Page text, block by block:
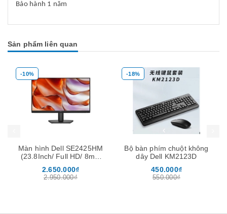
Bảo hành 1 năm
Sản phẩm liên quan
-10%
Màn hình Dell SE2425HM
(23.8Inch/ Full HD/ 8ms/
2.650.000₫
2.950.000₫
-18%
Bộ bàn phím chuột không
dây Dell KM2123D
450.000₫
550.000₫